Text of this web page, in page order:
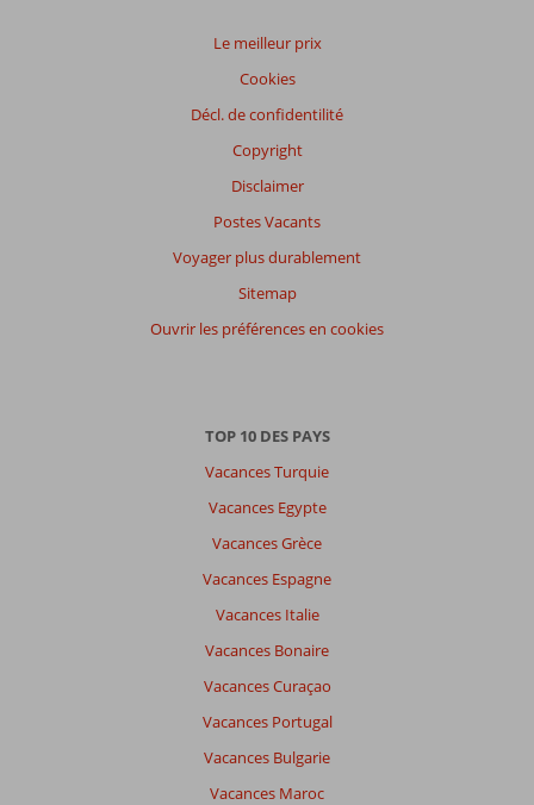
Le meilleur prix
Cookies
Décl. de confidentilité
Copyright
Disclaimer
Postes Vacants
Voyager plus durablement
Sitemap
Ouvrir les préférences en cookies
TOP 10 DES PAYS
Vacances Turquie
Vacances Egypte
Vacances Grèce
Vacances Espagne
Vacances Italie
Vacances Bonaire
Vacances Curaçao
Vacances Portugal
Vacances Bulgarie
Vacances Maroc